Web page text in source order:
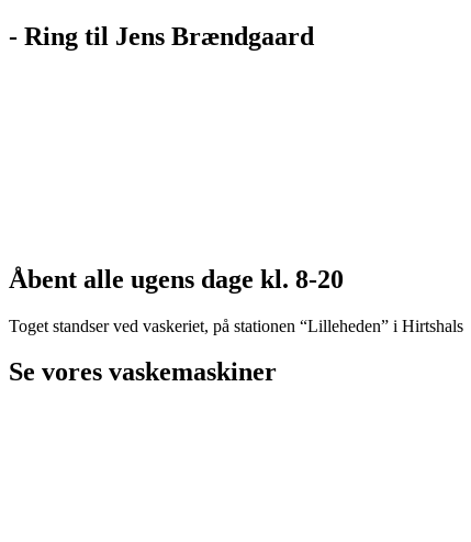
- Ring til Jens Brændgaard
Åbent alle ugens dage kl. 8-20
Toget standser ved vaskeriet, på stationen “Lilleheden” i Hirtshals
Se vores vaskemaskiner